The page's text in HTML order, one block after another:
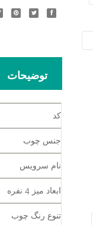
توضیحات
کد
جنس چوب
نام سرویس
ابعاد میز 4 نفره
تنوع رنگ چوب